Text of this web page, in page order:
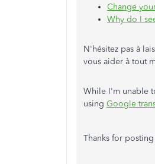
Change
Why do I
N'hésitez pas à
vous aider à tout
While I'm unable
using Google
Thanks for